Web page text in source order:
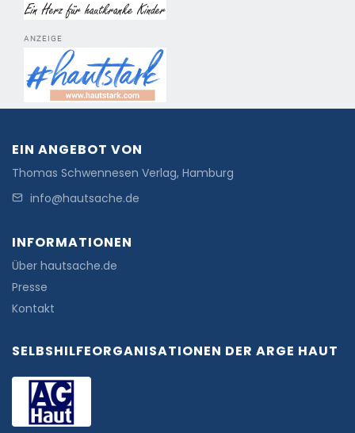
ANZEIGE
EIN ANGEBOT VON
Thomas Schwennesen Verlag, Hamburg
info@hautsache.de
INFORMATIONEN
Über hautsache.de
Presse
Kontakt
SELBSHILFEORGANISATIONEN DER ARGE HAUT